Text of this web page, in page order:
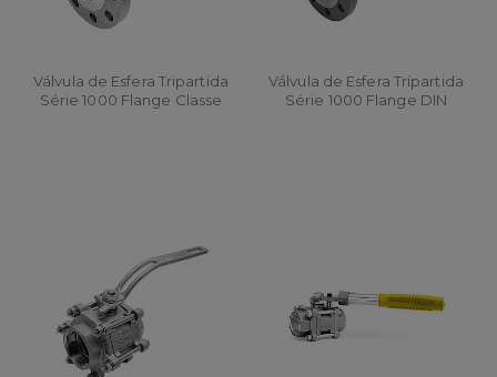
Válvula de Esfera Tripartida
Série 1000 Flange Classe
Válvula de Esfera Tripartida
Série 1000 Flange DIN